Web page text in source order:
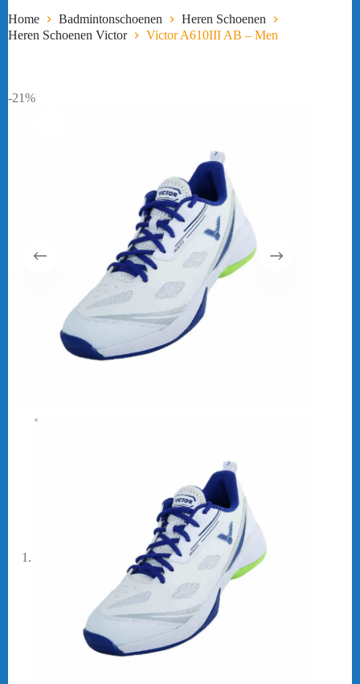
Home Badmintonschoenen
Heren Schoenen
Heren Schoenen Victor
Victor A610III AB – Men
-21%